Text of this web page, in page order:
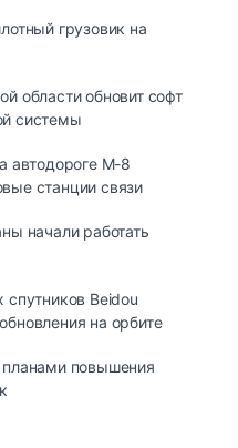
грузовик на
области обновит софт
системы
автодороге М-8
станции связи
начали работать
спутников Beidou
на орбите
повышения